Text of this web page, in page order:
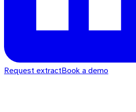
Request extractBook a demo